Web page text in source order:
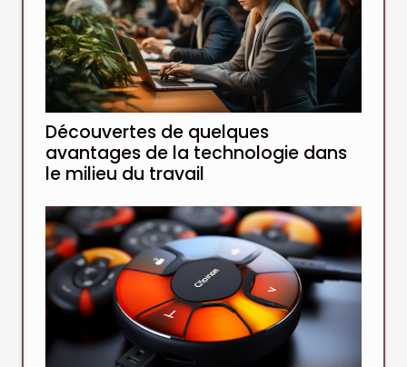
Découvertes de quelques
avantages de la technologie dans
le milieu du travail